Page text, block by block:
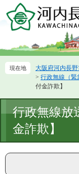
ー
先
ニ
を
本
文
大阪府河内長
> 行政無線（緊
付金詐欺】
文
行政無線放
金詐欺】